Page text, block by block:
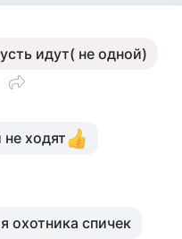
идут( не одной)
ходят
охотника спичек